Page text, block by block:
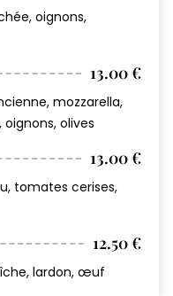
oignons,
13.00 €
mozzarella,
olives
13.00 €
tomates cerises,
12.50 €
lardon, œuf